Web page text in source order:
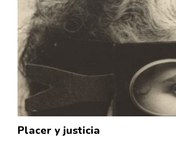
Placer y justicia